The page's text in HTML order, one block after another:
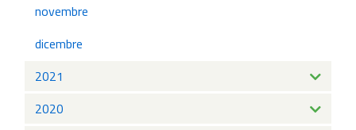
novembre
dicembre
2021
2020